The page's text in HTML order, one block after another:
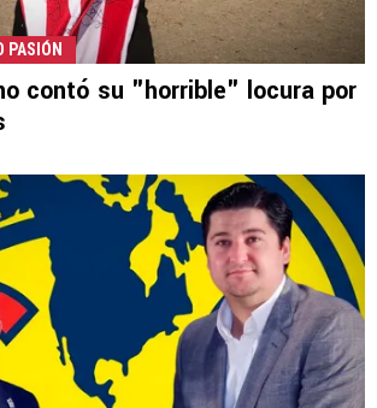
PASIÓN
contó su "horrible" locura por